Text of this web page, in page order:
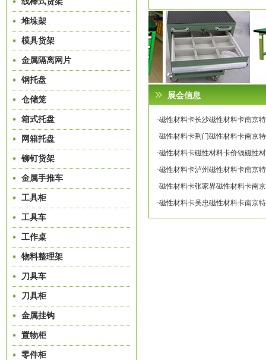
堆垛架
模具货架
金属隔离网片
钢托盘
仓储笼
箱式托盘
网箱托盘
铆钉货架
金属手推车
工具柜
工具车
工作桌
物料整理架
刀具车
刀具柜
金属挂钩
置物柜
零件柜
展会信息
·磁性材料卡长沙磁性材料卡南京
·磁性材料卡荆门磁性材料卡南京
·磁性材料卡磁性材料卡价钱磁性
·磁性材料卡泸州磁性材料卡南京
·磁性材料卡张家界磁性材料卡南
·磁性材料卡吴忠磁性材料卡南京